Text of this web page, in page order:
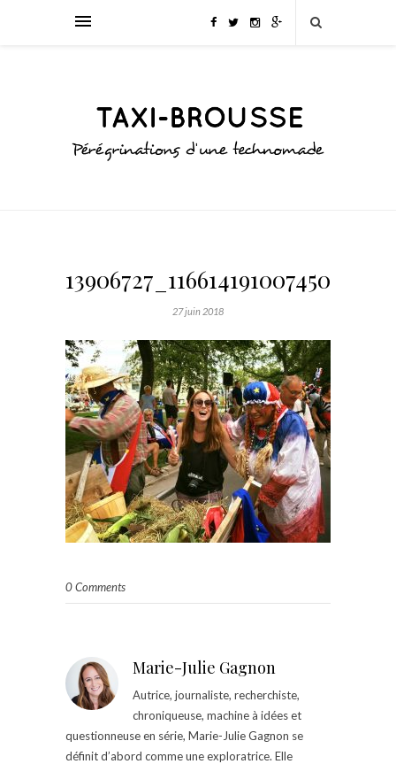
27 juin 2018
0 Comments
Marie-Julie Gagnon
Autrice, journaliste, recherchiste,
chroniqueuse, machine à idées et
questionneuse en série, Marie-Julie Gagnon se
définit d’abord comme une exploratrice. Elle